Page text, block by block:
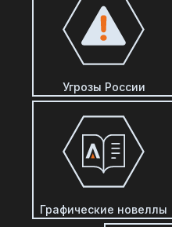
Угрозы России
Графические новеллы